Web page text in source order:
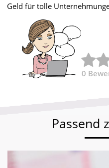
Geld für tolle
0
Passend